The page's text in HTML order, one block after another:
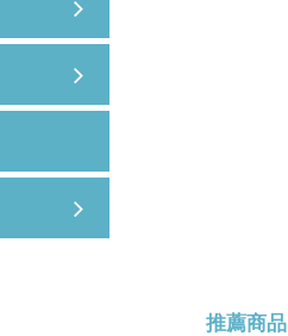
推薦商品